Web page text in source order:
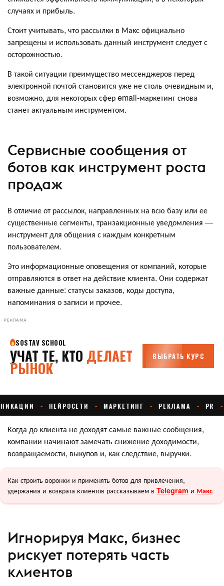
случаях и прибыль.
Стоит учитывать, что рассылки в Макс официально
запрещены и использовать данный инструмент следует с
осторожностью.
В такой ситуации преимущество мессенджеров перед
электронной почтой становится уже не столь очевидным и,
возможно, для некоторых сфер email-маркетинг снова
станет актуальным инструментом.
Сервисные сообщения от
ботов как инструмент роста
продаж
В отличие от рассылок, направленных на всю базу или ее
существенные сегменты, транзакционные уведомления —
инструмент для общения с каждым конкретным
пользователем.
Это информационные оповещения от компаний, которые
отправляются в ответ на действие клиента. Они содержат
важные данные: статусы заказов, коды доступа,
напоминания о записи и прочее.
РЕКЛАМА
Когда до клиента не доходят самые важные сообщения,
компании начинают замечать снижение доходимости,
возвращаемости, выкупов и, как следствие, выручки.
Как строить воронки и применять ботов для привлечения,
удержания и возврата клиентов рассказываем в Telegram и Макс
Игнорируя Макс, бизнес
рискует потерять часть
клиентов